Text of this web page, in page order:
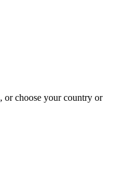
, or choose your country or